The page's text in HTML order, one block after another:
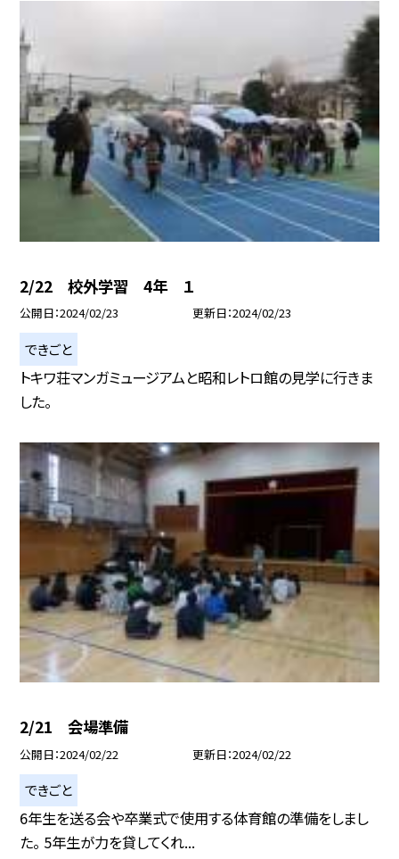
2/22 校外学習 4年 １
公開日 2024/02/23 更新日 2024/02/23
できごと
トキワ荘マンガミュージアムと昭和レトロ館の見学に行きま
した。
2/21 会場準備
公開日 2024/02/22 更新日 2024/02/22
できごと
6年生を送る会や卒業式で使用する体育館の準備をしまし
た。 5年生が力を貸してくれ...